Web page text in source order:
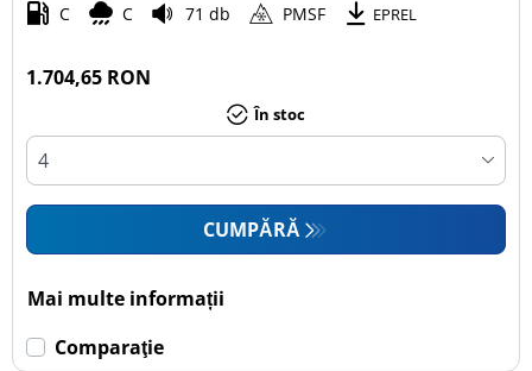
C C 71 db PMSF EPREL
1.704,65 RON
În stoc
CUMPĂRĂ
Mai multe informații
Comparaţie